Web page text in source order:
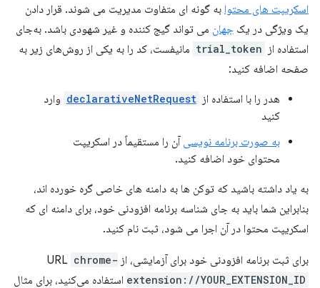
اسکریپت های محتوا به گونه ای متفاوت مدیریت می شوند. قرار دادن
یک ویژگی در یک جهان می تواند گیج کننده و غیر شهودی باشد. به‌جای
استفاده از trial_token مانیفست، کد را به یکی از روش‌های زیر به
صفحه اضافه کنید:
هدر را با استفاده از declarativeNetRequest وارد
کنید
به صورت برنامه نویسی آن را مستقیماً در اسکریپت
محتوای خود اضافه کنید.
به یاد داشته باشید که توکن ها به دامنه های خاصی گره خورده اند،
بنابراین شما باید به جای شناسه برنامه افزودنی خود، برای دامنه ای که
اسکریپت محتوا در آن اجرا می شود، ثبت نام کنید.
برای ثبت برنامه افزودنی خود برای آزمایشی، از URL chrome-
extension://YOUR_EXTENSION_ID استفاده می‌کنید، برای مثال